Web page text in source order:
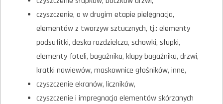
czyszczenie, a w drugim etapie pielęgnacja,
elementów z tworzyw sztucznych, tj.: elementy
podsufitki, deska rozdzielcza, schowki, słupki,
elementy foteli, bagażnika, klapy bagażnika, drzwi,
kratki nawiewów, maskownice głośników, inne,
czyszczenie ekranów, liczników,
czyszczenie i impregnacja elementów skórzanych